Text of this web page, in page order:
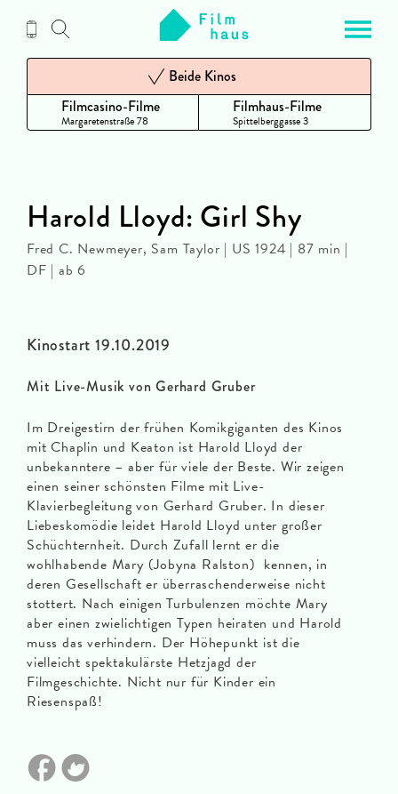
Inhalt
Filmcasino-Filme
Margaretenstraße 78
Beide Kinos
Filmhaus-Filme
Spittelberggasse 3
Kinostart 19.10.2019
Mit Live-Musik von Gerhard Gruber
Im Dreigestirn der frühen Komikgiganten des Kinos
mit Chaplin und Keaton ist Harold Lloyd der
unbekanntere – aber für viele der Beste. Wir zeigen
einen seiner schönsten Filme mit Live-
Klavierbegleitung von Gerhard Gruber. In dieser
Liebeskomödie leidet Harold Lloyd unter großer
Schüchternheit. Durch Zufall lernt er die
wohlhabende Mary (Jobyna Ralston) kennen, in
deren Gesellschaft er überraschenderweise nicht
stottert. Nach einigen Turbulenzen möchte Mary
aber einen zwielichtigen Typen heiraten und Harold
muss das verhindern. Der Höhepunkt ist die
vielleicht spektakulärste Hetzjagd der
Filmgeschichte. Nicht nur für Kinder ein
Riesenspaß!
Harold Lloyd: Girl Shy
Fred C. Newmeyer, Sam Taylor | US 1924 | 87 min |
DF | ab 6